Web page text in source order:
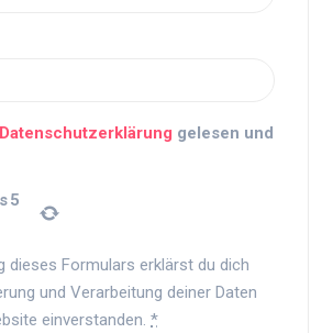
Datenschutzerklärung gelesen und
5
dieses Formulars erklärst du dich
und Verarbeitung deiner Daten
einverstanden. *